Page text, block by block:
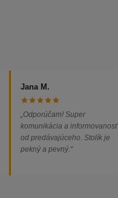
Jana M.
„Odporúčam! Super
komunikácia a informovanosť
od predávajúceho. Stolík je
pekný a pevný.“